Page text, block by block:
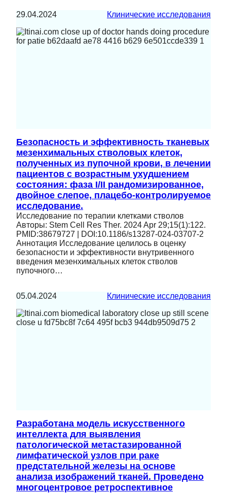
29.04.2024 Клинические исследования
Безопасность и эффективность тканевых
мезенхимальных стволовых клеток,
полученных из пупочной крови, в лечении
пациентов с возрастным ухудшением
состояния: фаза I/II рандомизированное,
двойное слепое, плацебо-контролируемое
исследование.
Исследование по терапии клетками стволов
Авторы: Stem Cell Res Ther. 2024 Apr 29;15(1):122.
PMID:38679727 | DOI:10.1186/s13287-024-03707-2
Аннотация Исследование целилось в оценку
безопасности и эффективности внутривенного
введения мезенхимальных клеток стволов
пупочного…
05.04.2024 Клинические исследования
Разработана модель искусственного
интеллекта для выявления
патологической метастазированной
лимфатической узлов при раке
предстательной железы на основе
анализа изображений тканей. Проведено
многоцентровое ретроспективное